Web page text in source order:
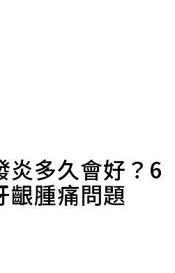
炎多久會好？6
齦腫痛問題